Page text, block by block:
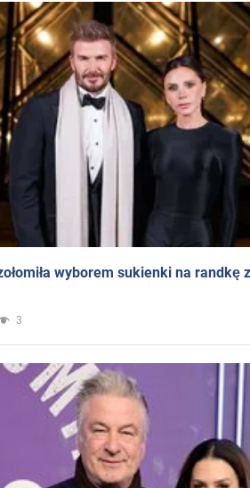
wyborem sukienki na randkę
3